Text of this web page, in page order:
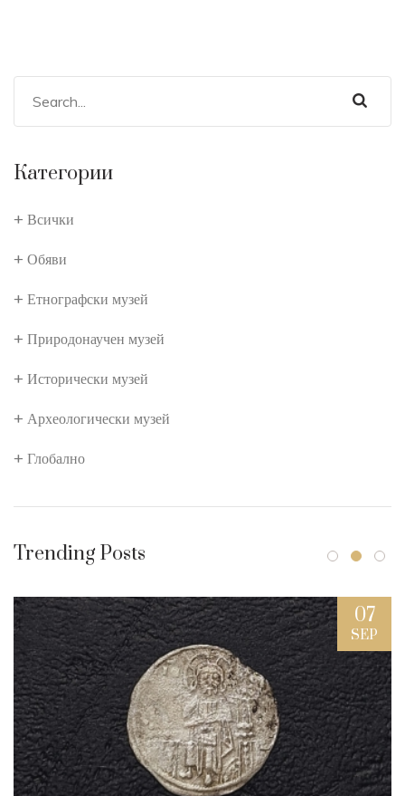
Категории
Всички
Обяви
Етнографски музей
Природонаучен музей
Исторически музей
Археологически музей
Глобално
Trending Posts
07
SEP